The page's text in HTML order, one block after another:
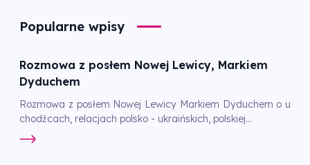
Popularne wpisy
Rozmowa z posłem Nowej Lewicy, Markiem
Dyduchem
Rozmowa z posłem Nowej Lewicy Markiem Dyduchem o u
chodźcach, relacjach polsko - ukraińskich, polskiej...